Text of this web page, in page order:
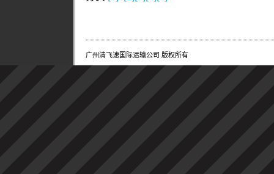
广州清飞速国际运输公司 版权所有